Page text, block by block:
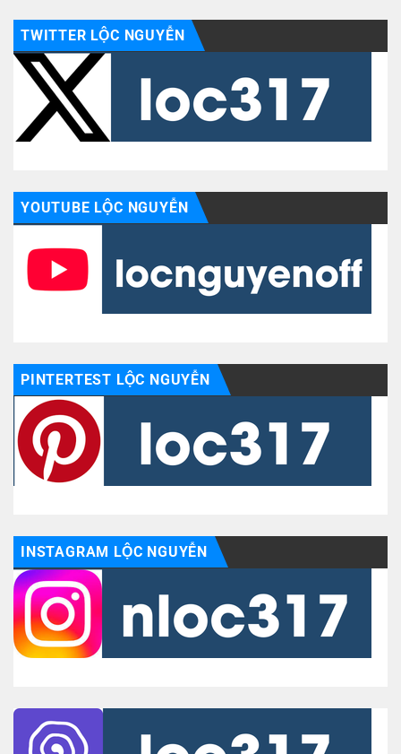
TWITTER LỘC NGUYỄN
YOUTUBE LỘC NGUYỄN
PINTERTEST LỘC NGUYỄN
INSTAGRAM LỘC NGUYỄN